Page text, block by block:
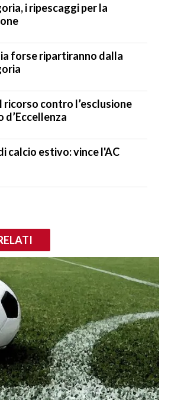
i ripescaggi per la
forse ripartiranno dalla
ricorso contro l’esclusione
d’Eccellenza
calcio estivo: vince l'AC